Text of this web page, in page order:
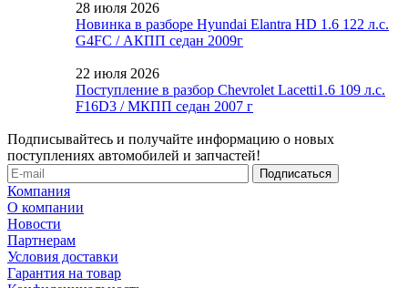
28 июля 2026
Новинка в разборе Hyundai Elantra HD 1.6 122 л.с.
G4FC / АКПП седан 2009г
22 июля 2026
Поступление в разбор Chevrolet Lacetti1.6 109 л.с.
F16D3 / МКПП седан 2007 г
Подписывайтесь и получайте информацию о новых
поступлениях автомобилей и запчастей!
Компания
О компании
Новости
Партнерам
Условия доставки
Гарантия на товар